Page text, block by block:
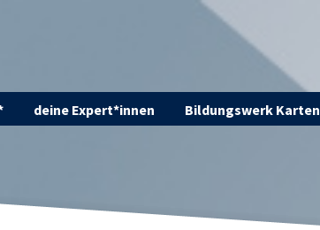
deine Expert*innen Bildungswerk Karten